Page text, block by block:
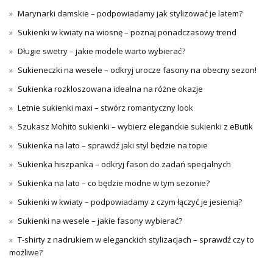
Marynarki damskie – podpowiadamy jak stylizować je latem?
Sukienki w kwiaty na wiosnę – poznaj ponadczasowy trend
Długie swetry – jakie modele warto wybierać?
Sukieneczki na wesele – odkryj urocze fasony na obecny sezon!
Sukienka rozkloszowana idealna na różne okazje
Letnie sukienki maxi – stwórz romantyczny look
Szukasz Mohito sukienki – wybierz eleganckie sukienki z eButik
Sukienka na lato – sprawdź jaki styl będzie na topie
Sukienka hiszpanka – odkryj fason do zadań specjalnych
Sukienka na lato – co będzie modne w tym sezonie?
Sukienki w kwiaty – podpowiadamy z czym łączyć je jesienią?
Sukienki na wesele – jakie fasony wybierać?
T-shirty z nadrukiem w eleganckich stylizacjach – sprawdź czy to
możliwe?